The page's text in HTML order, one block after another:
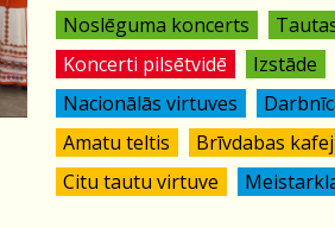
Noslēguma koncerts
Koncerti pilsētvidē
Izstāde
Nacionālās virtuves
Amatu teltis
Brīvdabas
Citu tautu virtuve